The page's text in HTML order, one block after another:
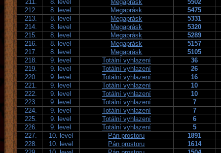
211.
8. level Megaprásk
5502
212.
8. level Megaprásk
5475
213.
8. level Megaprásk
5331
214.
8. level Megaprásk
5320
215.
8. level Megaprásk
5289
216.
8. level Megaprásk
5157
217.
8. level Megaprásk
5105
218.
9. level Totální vyhlazení
36
219.
9. level Totální vyhlazení
26
220.
9. level Totální vyhlazení
16
221.
9. level Totální vyhlazení
10
222.
9. level Totální vyhlazení
10
223.
9. level Totální vyhlazení
7
224.
9. level Totální vyhlazení
7
225.
9. level Totální vyhlazení
6
226.
9. level Totální vyhlazení
5
227.
10. level Pán prostoru
1891
228.
10. level Pán prostoru
1614